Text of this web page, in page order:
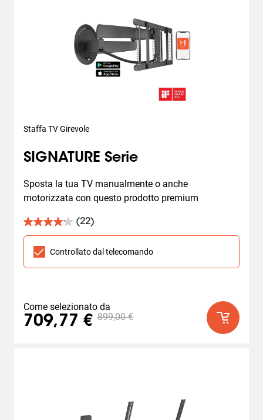
Staffa TV Girevole
SIGNATURE Serie
Sposta la tua TV manualmente o anche
motorizzata con questo prodotto premium
(22)
4.2
su
stelle.
22
Controllato dal telecomando
Come selezionato da
709,77 € 899,00 €